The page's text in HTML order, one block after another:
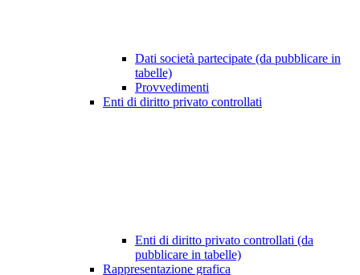
Dati società partecipate (da pubblicare in
tabelle)
Provvedimenti
Enti di diritto privato controllati
Enti di diritto privato controllati (da
pubblicare in tabelle)
Rappresentazione grafica